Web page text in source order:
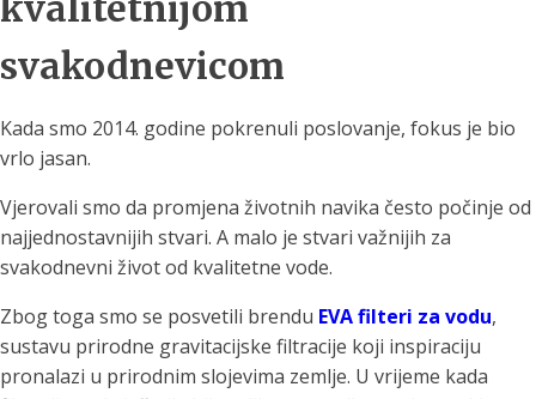
svakodnevicom
Kada smo 2014. godine pokrenuli poslovanje, fokus je bio
vrlo jasan.
Vjerovali smo da promjena životnih navika često počinje od
najjednostavnijih stvari. A malo je stvari važnijih za
svakodnevni život od kvalitetne vode.
Zbog toga smo se posvetili brendu EVA filteri za vodu,
sustavu prirodne gravitacijske filtracije koji inspiraciju
pronalazi u prirodnim slojevima zemlje. U vrijeme kada